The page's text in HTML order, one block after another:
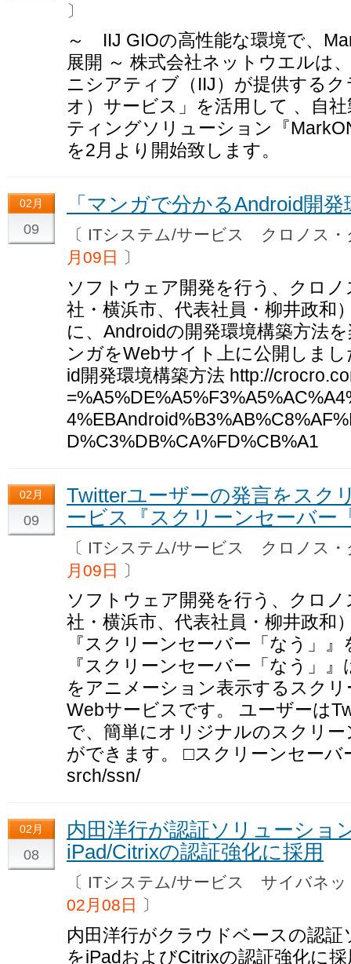
〕
～ IIJ GIOの高性能な環境で、
展開 ～ 株式会社ネットウエルは
ニシアティブ（IIJ）が提供する
オ）サービス」を活用して 、自
ティングソリューション『
を2月より開始致します。
02月
09
「マンガで分かるAndroid開
〔 ITシステム/サービス クロノス
月09日
〕
ソフトウェア開発を行う、クロ
社・横浜市、代表社員・柳井政和
に、Androidの開発環境構築方法
ンガをWebサイト上に公開しま
id開発環境構築方法 http://
D%C3%DB%CA%FD%CB%A1
02月
09
Twitterユーザーの発言をスク
ービス『スクリーンセーバー
〔 ITシステム/サービス クロノス
月09日
〕
ソフトウェア開発を行う、クロ
社・横浜市、代表社員・柳井政和
『スクリーンセーバー「なう」
『スクリーンセーバー「なう」
をアニメーション表示するスク
Webサービスです。 ユーザーは
で、簡単にオリジナルのスクリ
ができます。 □スクリーンセーバ
srch/ssn/
02月
08
内田洋行が認証ソリューショ
iPad/Citrixの認証強化に採用
〔 ITシステム/サービス サイバネ
02月08日
〕
内田洋行がクラウドベースの認
をiPadおよびCitrixの認証強化に